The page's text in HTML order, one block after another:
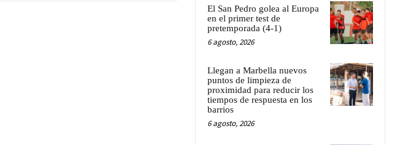
El San Pedro golea al Europa
en el primer test de
pretemporada (4-1)
6 agosto, 2026
Llegan a Marbella nuevos
puntos de limpieza de
proximidad para reducir los
tiempos de respuesta en los
barrios
6 agosto, 2026